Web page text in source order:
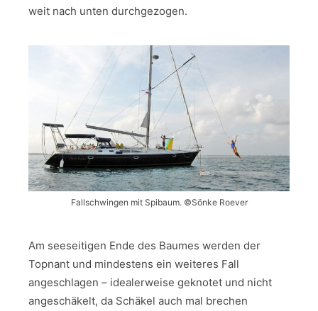
weit nach unten durchgezogen.
Fallschwingen mit Spibaum. ©Sönke Roever
Am seeseitigen Ende des Baumes werden der
Topnant und mindestens ein weiteres Fall
angeschlagen – idealerweise geknotet und nicht
angeschäkelt, da Schäkel auch mal brechen